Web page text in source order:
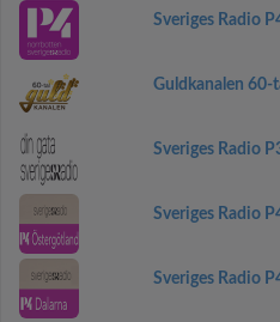
Sveriges Radio
Guldkanalen 60-
Sveriges Radio
Sveriges Radio
Sveriges Radio